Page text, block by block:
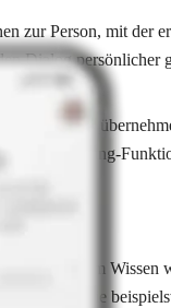
zur Person, mit der
Dialog persönlicher
den Dialog
Messaging-
mit all ihrem Wissen
So können sie